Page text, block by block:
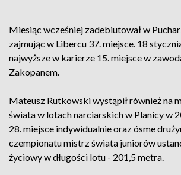
Miesiąc wcześniej zadebiutował w
zajmując w Libercu 37. miejsce. 18
najwyższe w karierze 15. miejsce w
Zakopanem.
Mateusz Rutkowski wystąpił również na
świata w lotach narciarskich w Planicy w
28. miejsce indywidualnie oraz ósme
czempionatu mistrz świata juniorów
życiowy w długości lotu - 201,5 metra.